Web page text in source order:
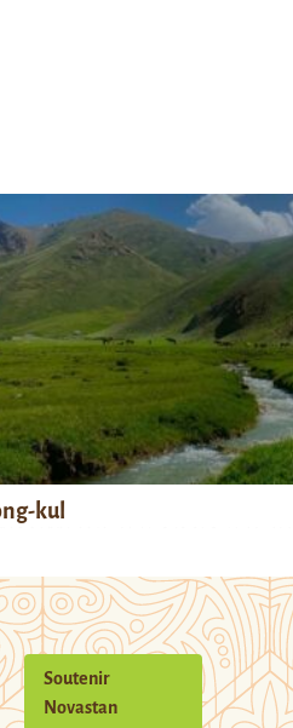
kul
Soutenir
Novastan